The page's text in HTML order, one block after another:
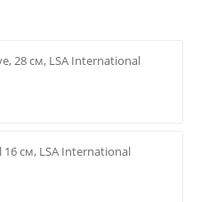
28 см, LSA International
16 см, LSA International